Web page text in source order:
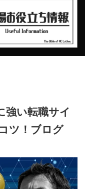
強い転職サイ
ツ！ブログ